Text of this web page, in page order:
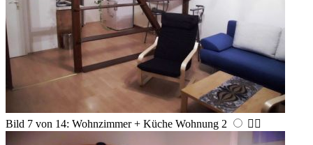
Bild 7 von 14: Wohnzimmer + Küche Wohnung 2  